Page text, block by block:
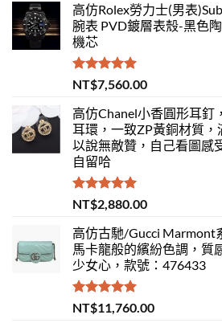
高仿Rolex勞力士(男表
腕表 PVD鍍層表殼-黑色
機芯
評分 5.00
滿分 5
NT$7,560.00
高仿Chanel小香圓形耳釘
耳環，一致ZP黃銅材質
以說無敵贊，自己看圖感
自留哈
評分 5.00
滿分 5
NT$2,880.00
高仿古馳/Gucci Marmont
馬卡龍般的繽紛色調，質
少女心，款號：476433
評分5.00
滿分 5
NT$11,760.00